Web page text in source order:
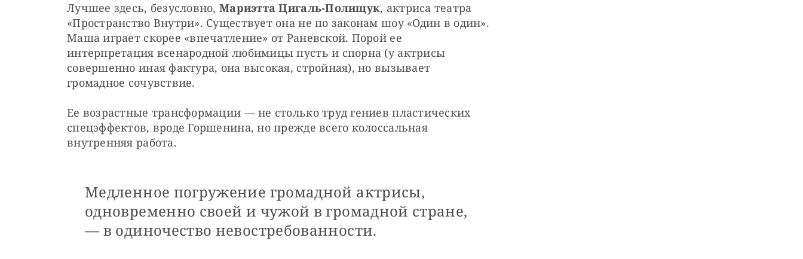
Лучшее здесь, безусловно, Мариэтта Цигаль-Полищук, актриса театра
«Пространство Внутри». Существует она не по законам шоу «Один в один».
Маша играет скорее «впечатление» от Раневской. Порой ее
интерпретация всенародной любимицы пусть и спорна (у актрисы
совершенно иная фактура, она высокая, стройная), но вызывает
громадное сочувствие.
Ее возрастные трансформации — не столько труд гениев пластических
спецэффектов, вроде Горшенина, но прежде всего колоссальная
внутренняя работа.
Медленное погружение громадной актрисы,
одновременно своей и чужой в громадной стране,
— в одиночество невостребованности.